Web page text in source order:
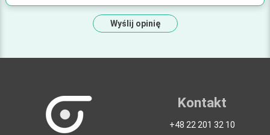
Wyślij opinię
Kontakt
+48 22 201 32 10